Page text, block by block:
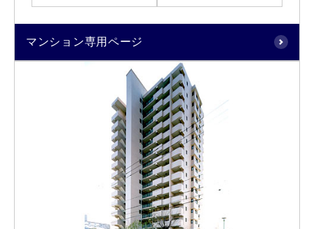
マンション専用ページ